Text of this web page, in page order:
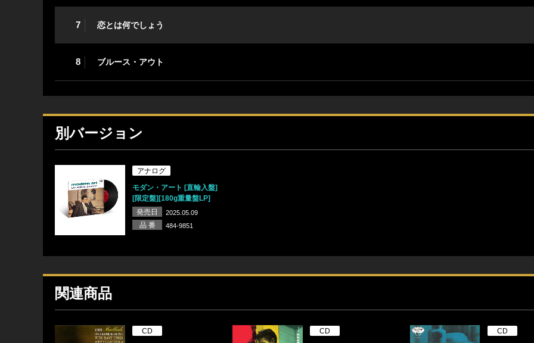
7 恋とは何でしょう
8 ブルース・アウト
別バージョン
アナログ
モダン・アート [直輸入盤]
[限定盤][180g重量盤LP]
発売日
2025.05.09
品 番 484-9851
関連商品
CD
CD
CD